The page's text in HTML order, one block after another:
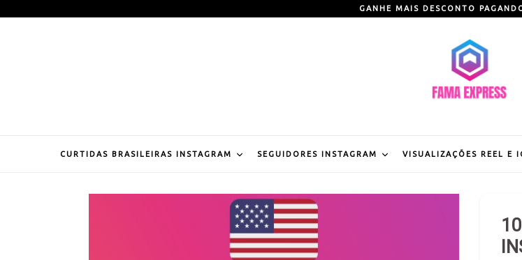
GANHE MAIS DESCONTO
CURTIDAS BRASILEIRAS INSTAGRAM SEGUIDORES INSTAGRAM VISUALIZAÇÕES REEL E